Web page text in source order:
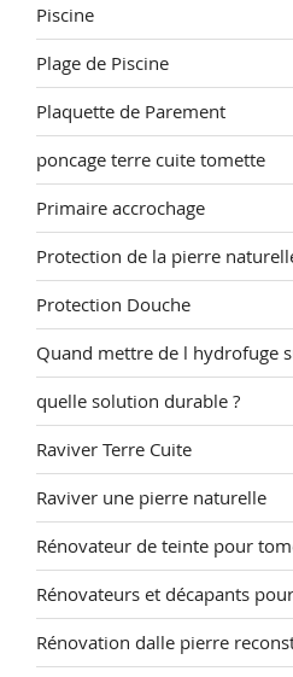
Piscine
Plage de Piscine
Plaquette de Parement
poncage terre cuite tomette
Primaire accrochage
Protection de la pierre
Protection Douche
Quand mettre de l hydrofuge
quelle solution durable ?
Raviver Terre Cuite
Raviver une pierre naturelle
Rénovateur de teinte pour
Rénovateurs et décapants
Rénovation dalle pierre